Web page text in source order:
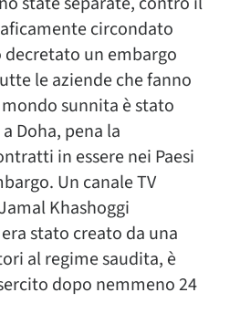
circondato
decretato un embargo
le aziende che fanno
sunnita è stato
Doha, pena la
in essere nei Paesi
Un canale TV
Khashoggi
stato creato da una
al regime saudita, è
dopo nemmeno 24